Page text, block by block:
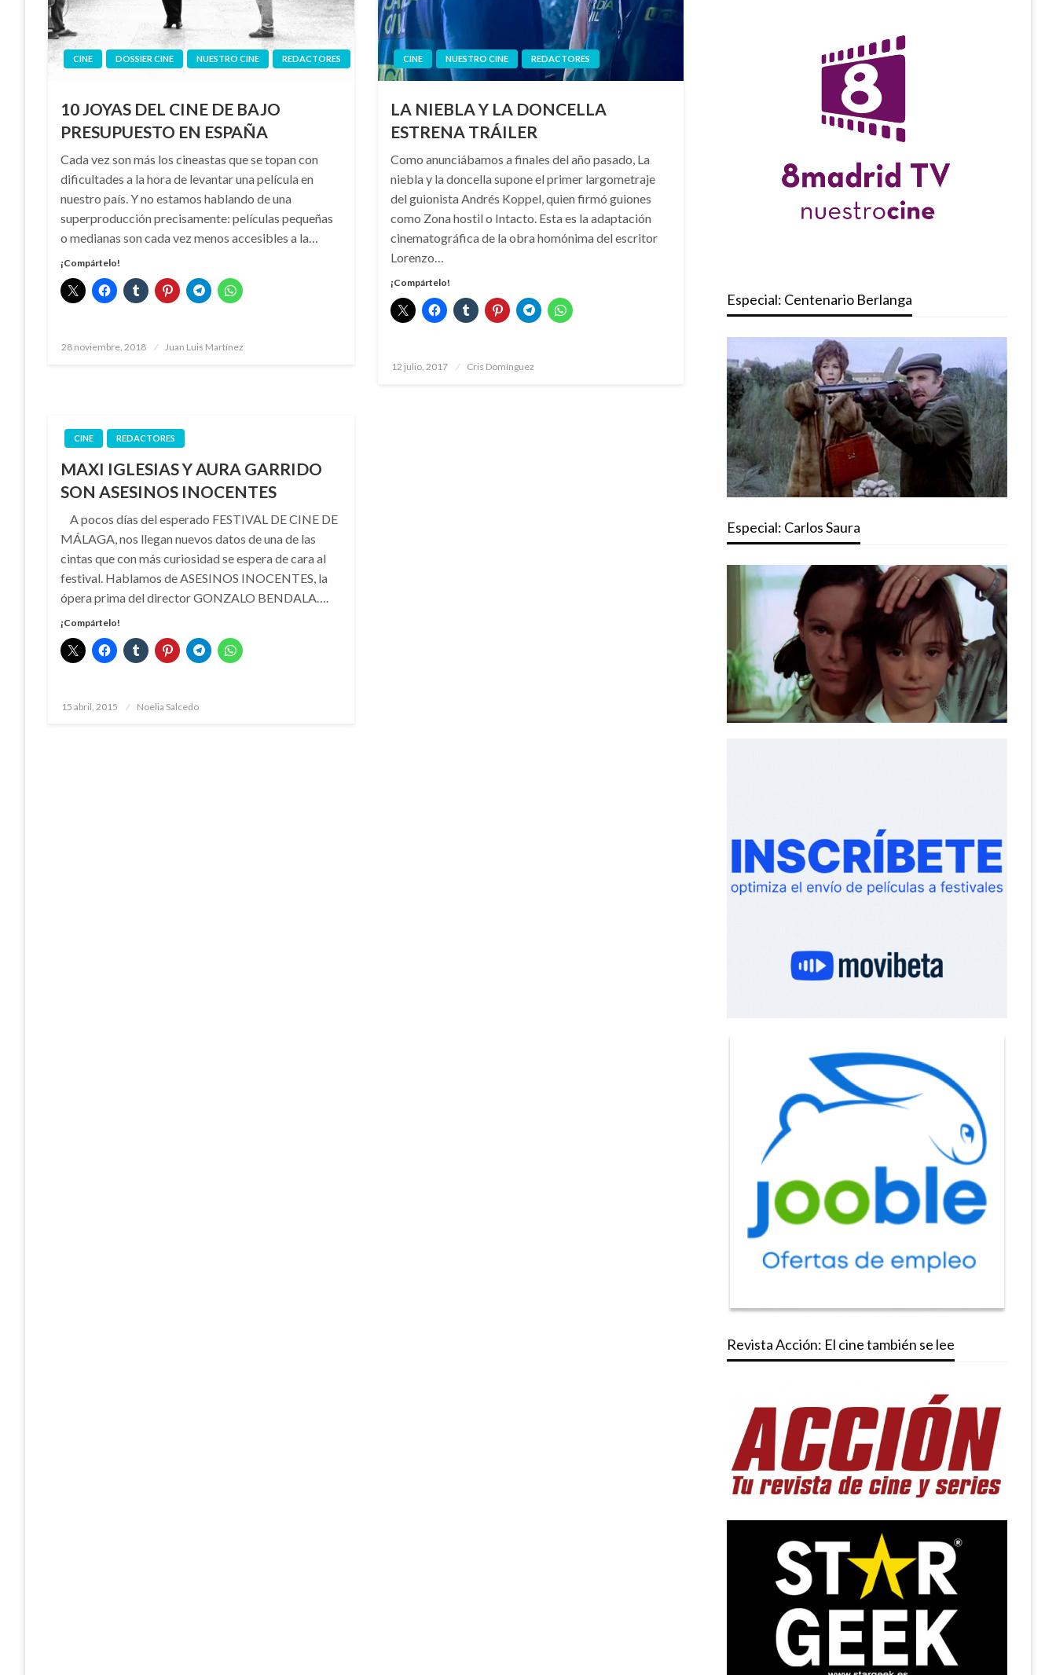
CINE DOSSIER CINE NUESTRO CINE REDACTORES
10 JOYAS DEL CINE DE BAJO
PRESUPUESTO EN ESPAÑA
Cada vez son más los cineastas que se topan con
dificultades a la hora de levantar una película en
nuestro país. Y no estamos hablando de una
superproducción precisamente: películas pequeñas
o medianas son cada vez menos accesibles a la…
¡Compártelo!
Publicado
28 noviembre, 2018 Juan Luis Martínez
CINE NUESTRO CINE REDACTORES
LA NIEBLA Y LA DONCELLA
ESTRENA TRÁILER
Como anunciábamos a finales del año pasado, La
niebla y la doncella supone el primer largometraje
del guionista Andrés Koppel, quien firmó guiones
como Zona hostil o Intacto. Esta es la adaptación
cinematográfica de la obra homónima del escritor
Lorenzo…
¡Compártelo!
Publicado
12 julio, 2017 Cris Domínguez
CINE REDACTORES
MAXI IGLESIAS Y AURA GARRIDO
SON ASESINOS INOCENTES
A pocos días del esperado FESTIVAL DE CINE DE
MÁLAGA, nos llegan nuevos datos de una de las
cintas que con más curiosidad se espera de cara al
festival. Hablamos de ASESINOS INOCENTES, la
ópera prima del director GONZALO BENDALA….
¡Compártelo!
Publicado
15 abril, 2015 Noelia Salcedo
Especial: Centenario Berlanga
Especial: Carlos Saura
Revista Acción: El cine también se lee